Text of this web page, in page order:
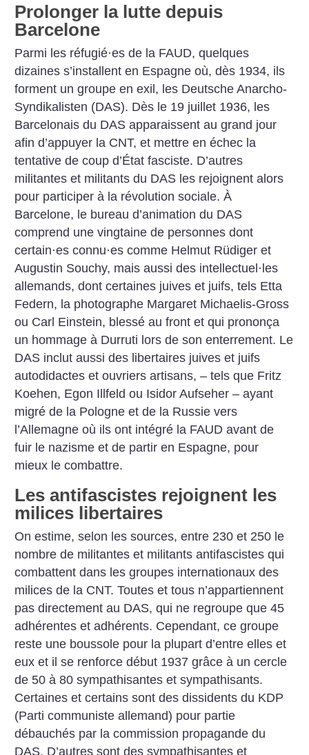
Prolonger la lutte depuis
Barcelone
Parmi les réfugié·es de la FAUD, quelques
dizaines s’installent en Espagne où, dès 1934, ils
forment un groupe en exil, les Deutsche Anarcho-
Syndikalisten (DAS). Dès le 19 juillet 1936, les
Barcelonais du DAS apparaissent au grand jour
afin d’appuyer la CNT, et mettre en échec la
tentative de coup d’État fasciste. D’autres
militantes et militants du DAS les rejoignent alors
pour participer à la révolution sociale. À
Barcelone, le bureau d’animation du DAS
comprend une vingtaine de personnes dont
certain·es connu·es comme Helmut Rüdiger et
Augustin Souchy, mais aussi des intellectuel·les
allemands, dont certaines juives et juifs, tels Etta
Federn, la photographe Margaret Michaelis-Gross
ou Carl Einstein, blessé au front et qui prononça
un hommage à Durruti lors de son enterrement. Le
DAS inclut aussi des libertaires juives et juifs
autodidactes et ouvriers artisans, – tels que Fritz
Koehen, Egon Illfeld ou Isidor Aufseher – ayant
migré de la Pologne et de la Russie vers
l’Allemagne où ils ont intégré la FAUD avant de
fuir le nazisme et de partir en Espagne, pour
mieux le combattre.
Les antifascistes rejoignent les
milices libertaires
On estime, selon les sources, entre 230 et 250 le
nombre de militantes et militants antifascistes qui
combattent dans les groupes internationaux des
milices de la CNT. Toutes et tous n’appartiennent
pas directement au DAS, qui ne regroupe que 45
adhérentes et adhérents. Cependant, ce groupe
reste une boussole pour la plupart d’entre elles et
eux et il se renforce début 1937 grâce à un cercle
de 50 à 80 sympathisantes et sympathisants.
Certaines et certains sont des dissidents du KDP
(Parti communiste allemand) pour partie
débauchés par la commission propagande du
DAS. D’autres sont des sympathisantes et